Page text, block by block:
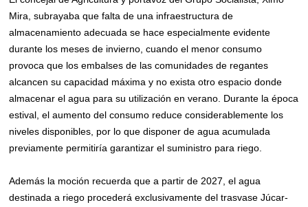
Mira, subrayaba que falta de una infraestructura de
almacenamiento adecuada se hace especialmente evidente
durante los meses de invierno, cuando el menor consumo
provoca que los embalses de las comunidades de regantes
alcancen su capacidad máxima y no exista otro espacio donde
almacenar el agua para su utilización en verano. Durante la época
estival, el aumento del consumo reduce considerablemente los
niveles disponibles, por lo que disponer de agua acumulada
previamente permitiría garantizar el suministro para riego.
Además la moción recuerda que a partir de 2027, el agua
destinada a riego procederá exclusivamente del trasvase Júcar-